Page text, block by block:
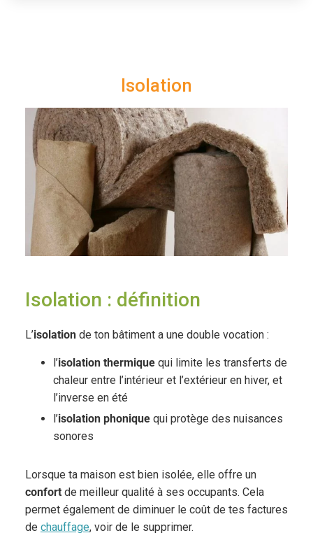
Isolation
Isolation : définition
L’isolationde ton bâtiment a une double vocation :
l’isolation thermiquequi limite les transferts de
chaleur entre l’intérieur et l’extérieur en hiver, et
l’inverse en été
l’isolation phoniquequi protège des nuisances
sonores
Lorsque ta maison est bien isolée, elle offre un
confortde meilleur qualité à ses occupants. Cela
permet également de diminuer le coût de tes factures
de chauffage, voir de le supprimer.